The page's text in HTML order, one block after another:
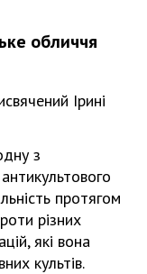
обличчя
Ірині
з
протягом
різних
які вона
культів.